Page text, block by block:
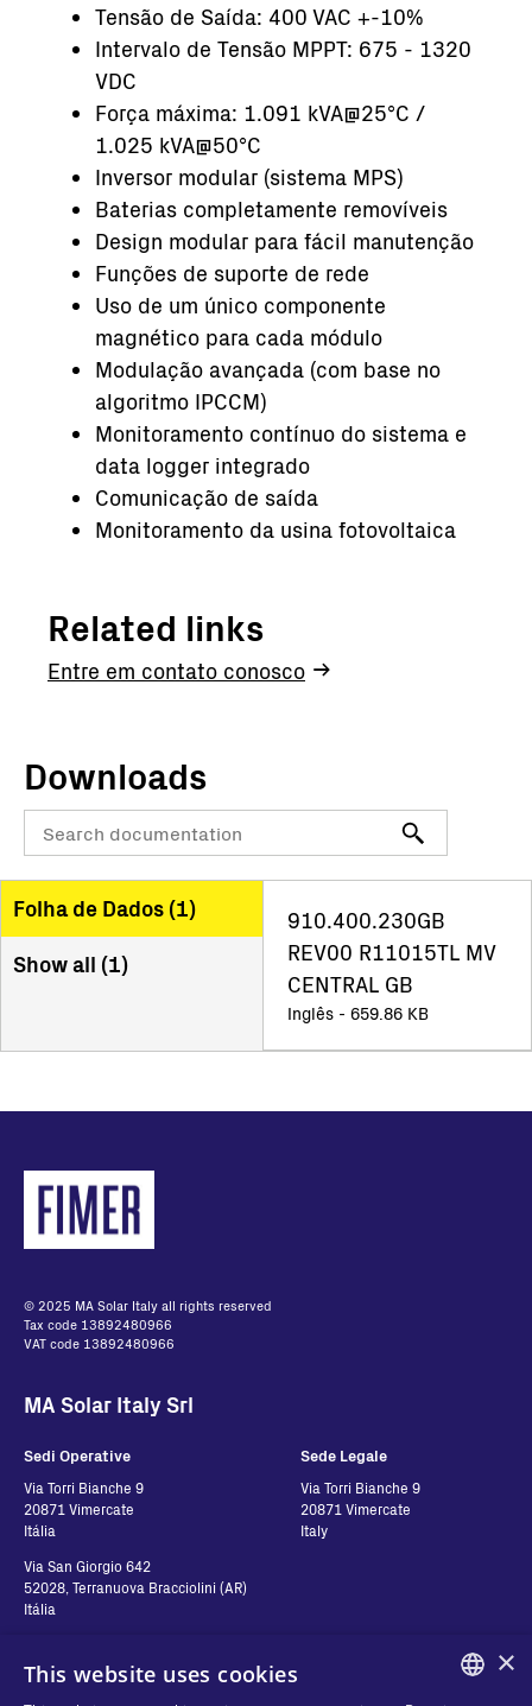
Tensão de Saída: 400 VAC +-10%
Intervalo de Tensão MPPT: 675 - 1320
VDC
Força máxima: 1.091 kVA@25°C /
1.025 kVA@50°C
Inversor modular (sistema MPS)
Baterias completamente removíveis
Design modular para fácil manutenção
Funções de suporte de rede
Uso de um único componente
magnético para cada módulo
Modulação avançada (com base no
algoritmo IPCCM)
Monitoramento contínuo do sistema e
data logger integrado
Comunicação de saída
Monitoramento da usina fotovoltaica
Related links
Entre em contato conosco
Downloads
Folha de Dados (1)
Show all (1)
910.400.230GB
REV00 R11015TL MV
CENTRAL GB
Inglês - 659.86 KB
© 2025 MA Solar Italy all rights reserved
Tax code 13892480966
VAT code 13892480966
MA Solar Italy Srl
Sedi Operative
Via Torri Bianche 9
20871 Vimercate
Itália
Via San Giorgio 642
52028, Terranuova Bracciolini (AR)
Itália
Sede Legale
Via Torri Bianche 9
20871 Vimercate
Italy
Contatos Siga-nos
×
This website uses cookies